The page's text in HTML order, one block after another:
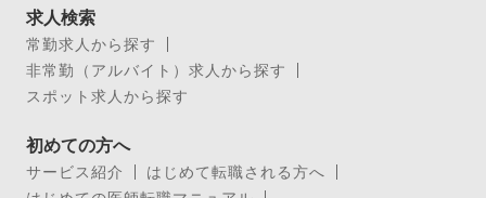
求人検索
常勤求人から探す
非常勤（アルバイト）求人から探す
スポット求人から探す
初めての方へ
サービス紹介
はじめて転職される方へ